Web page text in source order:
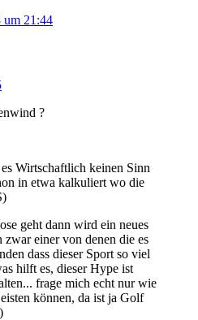
um 21:44
?
Wirtschaftlich keinen Sinn
in etwa kalkuliert wo die
)
geht dann wird ein neues
einer von denen die es
dass dieser Sport so viel
hilft es, dieser Hype ist
frage mich echt nur wie
können, da ist ja Golf
)